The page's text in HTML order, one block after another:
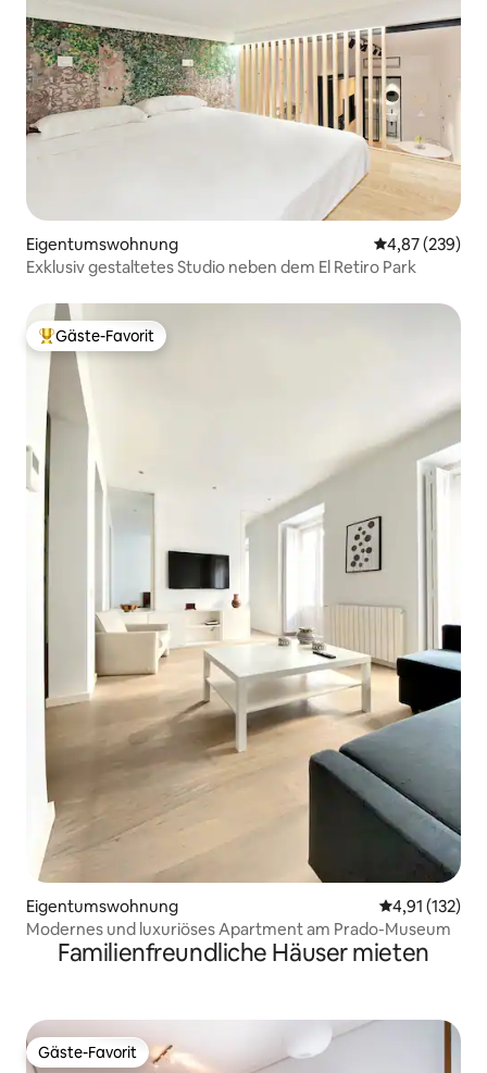
Eigentumswohnung
4,87 (239)
Exklusiv gestaltetes Studio neben dem El Retiro Park
Beliebter Gäste-Favorit.
Gäste-Favorit
Eigentumswohnung
4,91 (132)
Modernes und luxuriöses Apartment am Prado-Museum
Familienfreundliche Häuser mieten
Gäste-Favorit
Gäste-Favorit